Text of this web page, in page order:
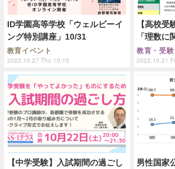
ID学園高等学校「ウェルビーイ
ング特別講座」10/31
教育イベント
2022.10.27 Thu 10:15
【高校
「理数
教育・受験
2022.10.21
【中学受験】入試期間の過ごし
男性国家